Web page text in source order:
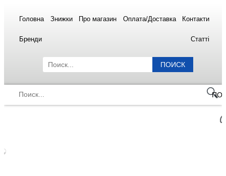
Головна Знижки Про магазин Оплата/Доставка Контакти
Бренди Статті
ПОИСК